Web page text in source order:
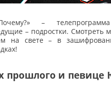
–
– подростки. Смотреть
на свете – в
прошлого и